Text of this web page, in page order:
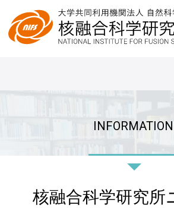
INFORMATION
核融合科学研究所